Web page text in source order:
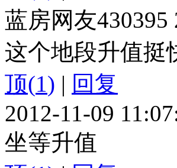
蓝房网友430395
这个地段升值挺
顶(1) | 回复
2012-11-09
坐等升值